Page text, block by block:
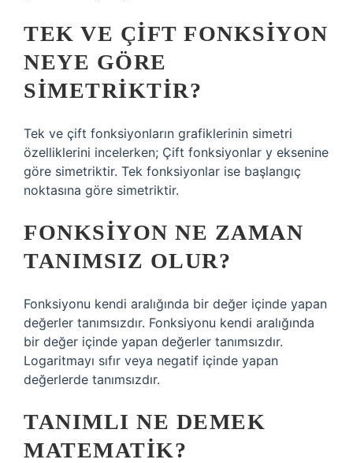
TEK VE ÇIFT FONKSIYON
NEYE GÖRE
SIMETRIKTIR?
Tek ve çift fonksiyonların grafiklerinin simetri
özelliklerini incelerken; Çift fonksiyonlar y eksenine
göre simetriktir. Tek fonksiyonlar ise başlangıç ​​
noktasına göre simetriktir.
FONKSIYON NE ZAMAN
TANIMSIZ OLUR?
Fonksiyonu kendi aralığında bir değer içinde yapan
değerler tanımsızdır. Fonksiyonu kendi aralığında
bir değer içinde yapan değerler tanımsızdır.
Logaritmayı sıfır veya negatif içinde yapan
değerlerde tanımsızdır.
TANIMLI NE DEMEK
MATEMATIK?